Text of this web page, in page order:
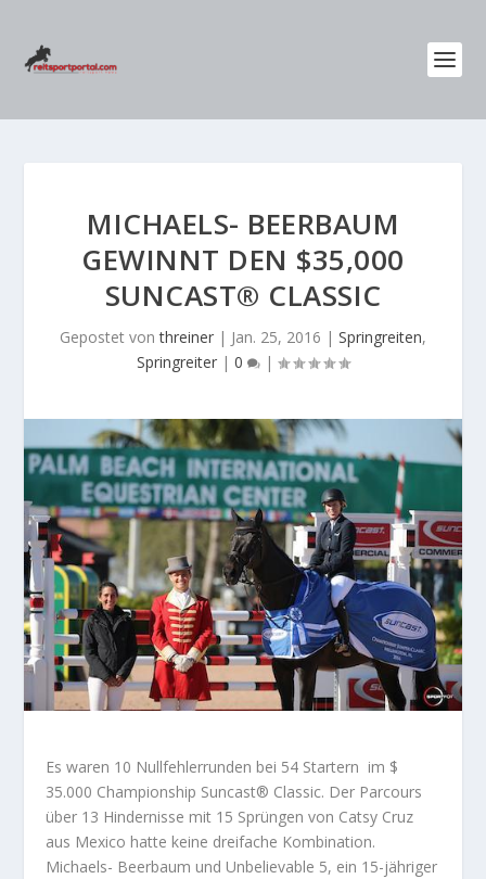
MICHAELS- BEERBAUM
GEWINNT DEN $35,000
SUNCAST® CLASSIC
Gepostet vonthreiner | Jan. 25, 2016 | Springreiten,
Springreiter | 0 |
Es waren 10 Nullfehlerrunden bei 54 Startern im $
35.000 Championship Suncast® Classic. Der Parcours
über 13 Hindernisse mit 15 Sprüngen von Catsy Cruz
aus Mexico hatte keine dreifache Kombination.
Michaels- Beerbaum und Unbelievable 5, ein 15-jähriger